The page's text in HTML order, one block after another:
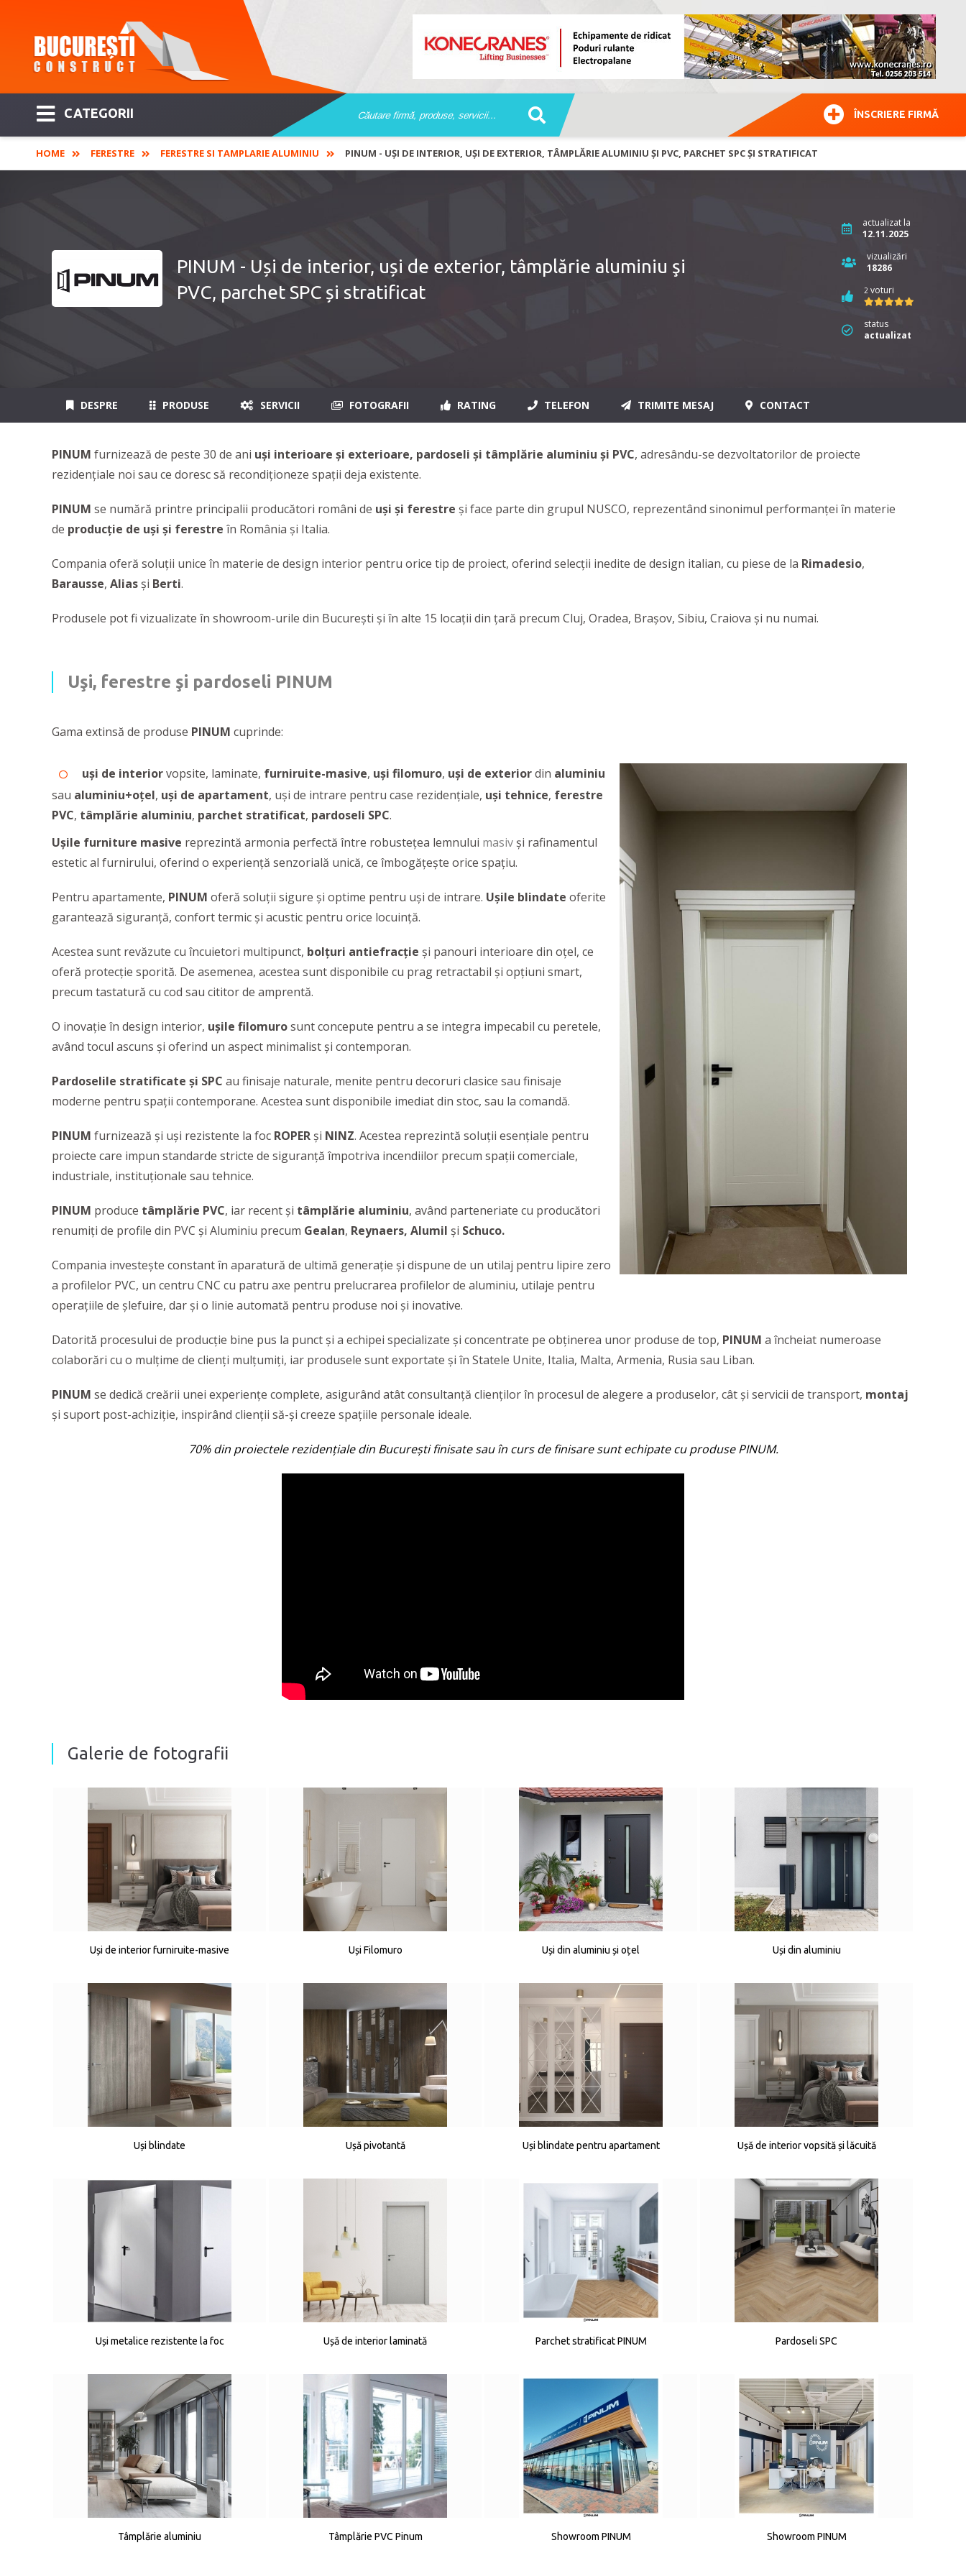
CATEGORII ÎNSCRIERE FIRMĂ
HOME FERESTRE FERESTRE SI TAMPLARIE ALUMINIU PINUM - UȘI DE INTERIOR, UȘI DE EXTERIOR, TÂMPLĂRIE ALUMINIU ŞI PVC, PARCHET SPC ȘI STRATIFICAT
PINUM - Uși de interior, uși de exterior, tâmplărie aluminiu şi
PVC, parchet SPC și stratificat
actualizat la
12.11.2025
vizualizări
18286
2 voturi
status
actualizat
DESPRE PRODUSE SERVICII FOTOGRAFII RATING TELEFON TRIMITE MESAJ CONTACT
PINUM furnizează de peste 30 de ani uși interioare şi exterioare, pardoseli şi tâmplărie aluminiu şi PVC, adresându-se dezvoltatorilor de proiecte
rezidențiale noi sau ce doresc să recondiționeze spații deja existente.
PINUM se numără printre principalii producători români de uși și ferestre și face parte din grupul NUSCO, reprezentând sinonimul performanţei în materie
de producție de uși și ferestre în România și Italia.
Compania oferă soluții unice în materie de design interior pentru orice tip de proiect, oferind selecţii inedite de design italian, cu piese de la Rimadesio,
Barausse, Alias și Berti.
Produsele pot fi vizualizate în showroom-urile din București și în alte 15 locații din țară precum Cluj, Oradea, Brașov, Sibiu, Craiova şi nu numai.
Uşi, ferestre şi pardoseli PINUM
Gama extinsă de produse PINUM cuprinde:
uși de interiorvopsite, laminate, furniruite-masive, uși filomuro, uși de exteriordin aluminiu
sau aluminiu+oțel, uși de apartament, uși de intrare pentru case rezidențiale, uși tehnice, ferestre
PVC, tâmplărie aluminiu, parchet stratificat, pardoseli SPC.
Ușile furniture masive reprezintă armonia perfectă între robustețea lemnului masiv și rafinamentul
estetic al furnirului, oferind o experiență senzorială unică, ce îmbogățește orice spațiu.
Pentru apartamente, PINUM oferă soluţii sigure și optime pentru uşi de intrare. Uşile blindate oferite
garantează siguranță, confort termic și acustic pentru orice locuință.
Acestea sunt revăzute cu încuietori multipunct, bolțuri antiefracție și panouri interioare din oțel, ce
oferă protecție sporită. De asemenea, acestea sunt disponibile cu prag retractabil și opțiuni smart,
precum tastatură cu cod sau cititor de amprentă.
O inovaţie în design interior, uşile filomurosunt concepute pentru a se integra impecabil cu peretele,
având tocul ascuns şi oferind un aspect minimalist și contemporan.
Pardoselile stratificate și SPC au finisaje naturale, menite pentru decoruri clasice sau finisaje
moderne pentru spații contemporane. Acestea sunt disponibile imediat din stoc, sau la comandă.
PINUM furnizează şi uși rezistente la foc ROPER și NINZ. Acestea reprezintă soluții esențiale pentru
proiecte care impun standarde stricte de siguranță împotriva incendiilor precum spaţii comerciale,
industriale, instituţionale sau tehnice.
PINUM produce tâmplărie PVC, iar recent şi tâmplărie aluminiu, având parteneriate cu producători
renumiţi de profile din PVC și Aluminiu precum Gealan, Reynaers, Alumil și Schuco.
Compania investește constant în aparatură de ultimă generație și dispune de un utilaj pentru lipire zero
a profilelor PVC, un centru CNC cu patru axe pentru prelucrarea profilelor de aluminiu, utilaje pentru
operațiile de șlefuire, dar și o linie automată pentru produse noi și inovative.
Datorită procesului de producție bine pus la punct și a echipei specializate și concentrate pe obținerea unor produse de top, PINUM a încheiat numeroase
colaborări cu o mulțime de clienți mulțumiți, iar produsele sunt exportate și în Statele Unite, Italia, Malta, Armenia, Rusia sau Liban.
PINUM se dedică creării unei experiențe complete, asigurând atât consultanță clienților în procesul de alegere a produselor, cât și servicii de transport, montaj
și suport post-achiziție, inspirând clienții să-și creeze spațiile personale ideale.
70% din proiectele rezidențiale din București finisate sau în curs de finisare sunt echipate cu produse PINUM.
Galerie de fotografii
Uși de interior furniruite-masive Uși Filomuro Uși din aluminiu și oțel Uși din aluminiu
Uși blindate Ușă pivotantă Uși blindate pentru apartament Ușă de interior vopsită și lăcuită
Uși metalice rezistente la foc Ușă de interior laminată Parchet stratificat PINUM Pardoseli SPC
Tâmplărie aluminiu Tâmplărie PVC Pinum Showroom PINUM Showroom PINUM